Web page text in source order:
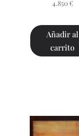
4.850 €
Añadir al
carrito